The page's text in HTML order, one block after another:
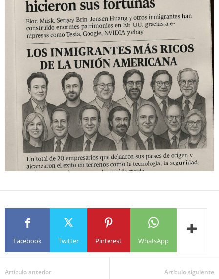
Facebook Twitter Pinterest WhatsApp
Artículo anterior Artículo siguiente